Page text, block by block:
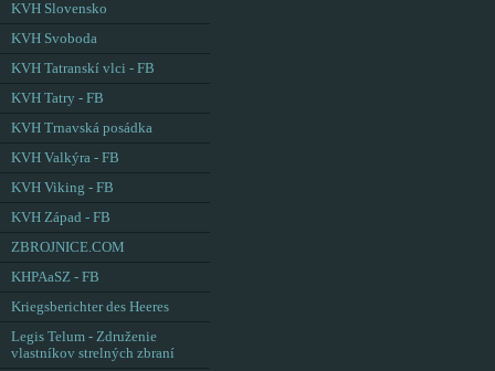
KVH Slovensko
KVH Svoboda
KVH Tatranskí vlci - FB
KVH Tatry - FB
KVH Trnavská posádka
KVH Valkýra - FB
KVH Viking - FB
KVH Západ - FB
ZBROJNICE.COM
KHPAaSZ - FB
Kriegsberichter des Heeres
Legis Telum - Združenie
vlastníkov strelných zbraní